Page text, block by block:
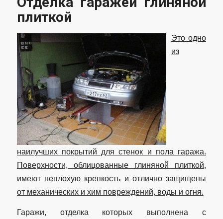
плиткой
Это одно
из
наилучших покрытий для стенок и пола гаража.
Поверхности, облицованные глиняной плиткой,
имеют неплохую крепкость и отлично защищены
от механических и хим повреждений, воды и огня.
Гаражи, отделка которых выполнена с